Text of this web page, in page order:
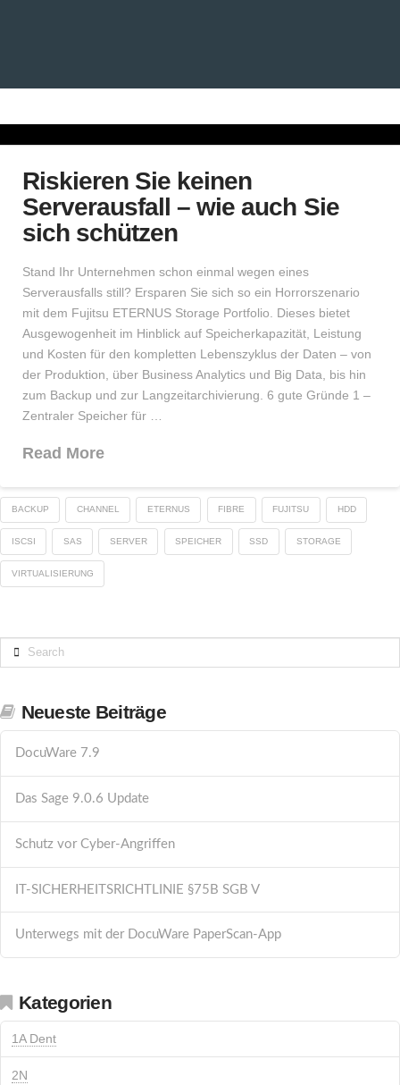
Riskieren Sie keinen
Serverausfall – wie auch Sie
sich schützen
Stand Ihr Unternehmen schon einmal wegen eines
Serverausfalls still? Ersparen Sie sich so ein Horrorszenario
mit dem Fujitsu ETERNUS Storage Portfolio. Dieses bietet
Ausgewogenheit im Hinblick auf Speicherkapazität, Leistung
und Kosten für den kompletten Lebenszyklus der Daten – von
der Produktion, über Business Analytics und Big Data, bis hin
zum Backup und zur Langzeitarchivierung. 6 gute Gründe 1 –
Zentraler Speicher für …
Read More
BACKUP CHANNEL ETERNUS FIBRE FUJITSU HDD
ISCSI SAS SERVER SPEICHER SSD STORAGE
VIRTUALISIERUNG
Search
Neueste Beiträge
DocuWare 7.9
Das Sage 9.0.6 Update
Schutz vor Cyber-Angriffen
IT-SICHERHEITSRICHTLINIE §75B SGB V
Unterwegs mit der DocuWare PaperScan-App
Kategorien
1A Dent
2N